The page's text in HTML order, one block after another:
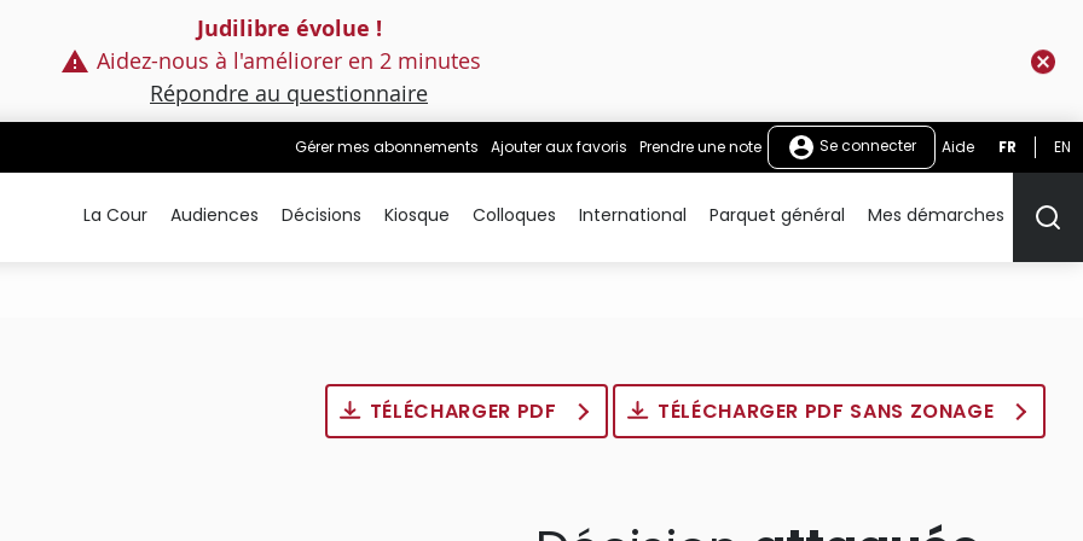
Judilibre évolue !
Aidez-nous à l'améliorer en 2 minutes
Répondre au questionnaire
Gérer mes abonnements Ajouter aux favoris Prendre une note Se connecter Aide FR EN
La Cour Audiences Décisions Kiosque Colloques International Parquet général Mes démarches
TÉLÉCHARGER PDF TÉLÉCHARGER PDF SANS ZONAGE